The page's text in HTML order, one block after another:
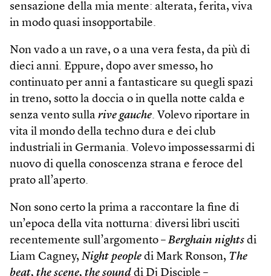
sensazione della mia mente: alterata, ferita, viva
in modo quasi insopportabile.
Non vado a un rave, o a una vera festa, da più di
dieci anni. Eppure, dopo aver smesso, ho
continuato per anni a fantasticare su quegli spazi
in treno, sotto la doccia o in quella notte calda e
senza vento sulla rive gauche. Volevo riportare in
vita il mondo della techno dura e dei club
industriali in Germania. Volevo impossessarmi di
nuovo di quella conoscenza strana e feroce del
prato all’aperto.
Non sono certo la prima a raccontare la fine di
un’epoca della vita notturna: diversi libri usciti
recentemente sull’argomento – Berghain nights di
Liam Cagney, Night people di Mark Ronson, The
beat, the scene, the sound di Dj Disciple –